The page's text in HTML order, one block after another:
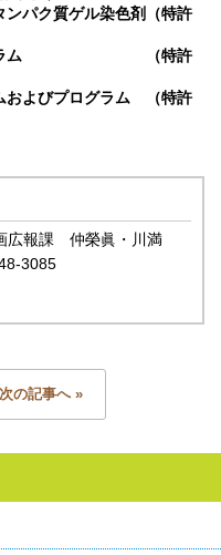
ンパク質ゲル染色剤（特許
プログラム （特許
およびプログラム （特許
広報課 仲榮眞・川満
3085
次の記事へ »